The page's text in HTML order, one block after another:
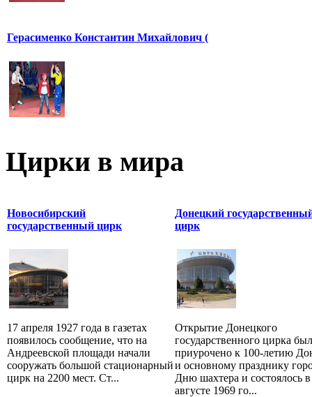
Герасименко Константин Михайлович (
Цирки в мира
Новосибирский
государственный цирк
17 апреля 1927 года в газетах
появилось сообщение, что на
Андреевской площади начали
сооружать большой стационарный
цирк на 2200 мест. Ст...
Донецкий
цирк
Открытие Донецкого
государственного цирка
приурочено к 100-летию
и основному празднику
Дню шахтера и состоялось в
августе 1969 го...